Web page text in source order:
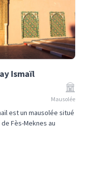
Ismaïl
Mausolée
est un mausolée situé
Fès-Meknes au